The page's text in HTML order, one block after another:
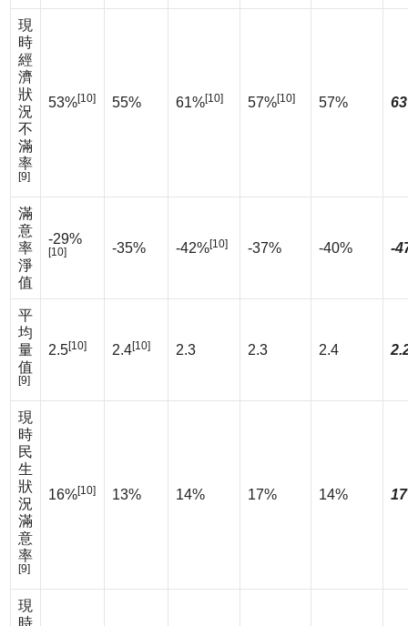
現
時
經
濟
狀
況
不
滿
率
[9]
53%[10] 55% 61%[10] 57%[10] 57%
滿
意
率
淨
值
-29%
[10] -35% -42%[10] -37% -40% -
平
均
量
值
[9]
2.5[10] 2.4[10] 2.3 2.3 2.4
現
時
民
生
狀
況
滿
意
率
[9]
16%[10] 13% 14% 17% 14%
現